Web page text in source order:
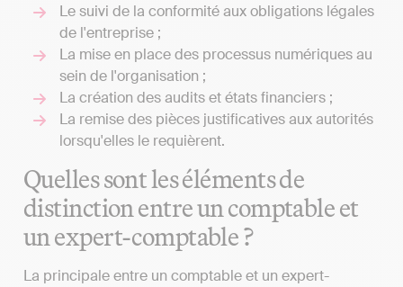
Le suivi de la conformité aux obligations légales
de l'entreprise ;
La mise en place des processus numériques au
sein de l'organisation ;
La création des audits et états financiers ;
La remise des pièces justificatives aux autorités
lorsqu'elles le requièrent.
Quelles sont les éléments de
distinction entre un comptable et
un expert-comptable ?
La principale entre un comptable et un expert-